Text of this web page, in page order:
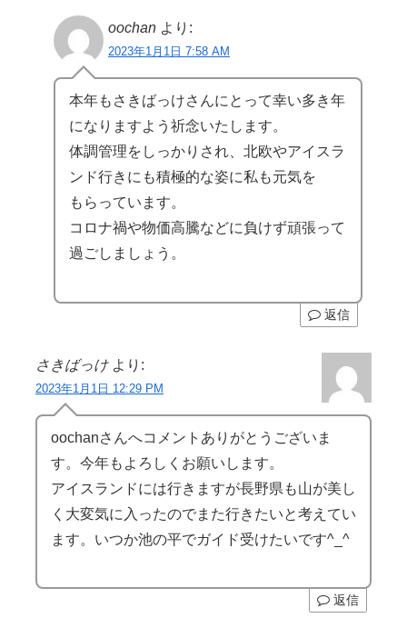
oochan より:
2023年1月1日 7:58 AM
本年もさきばっけさんにとって幸い多き年
になりますよう祈念いたします。
体調管理をしっかりされ、北欧やアイスラ
ンド行きにも積極的な姿に私も元気を
もらっています。
コロナ禍や物価高騰などに負けず頑張って
過ごしましょう。
返信
さきばっけ より:
2023年1月1日 12:29 PM
oochanさんへコメントありがとうございま
す。今年もよろしくお願いします。
アイスランドには行きますが長野県も山が美し
く大変気に入ったのでまた行きたいと考えてい
ます。いつか池の平でガイド受けたいです^_^
返信